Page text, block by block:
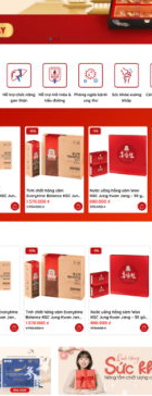
(1 năm)(+1,200,000